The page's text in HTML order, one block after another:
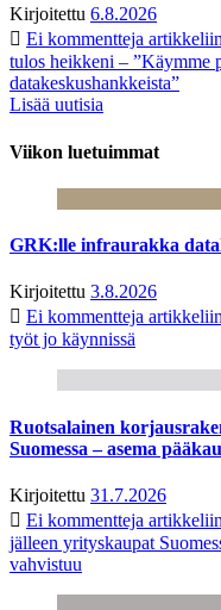
Kirjoitettu 6.8.2026
Ei kommentteja
tulos heikkeni – ”Käymme
datakeskushankkeista”
Lisää uutisia
Viikon luetuimmat
GRK:lle infraurakka
Kirjoitettu 3.8.2026
Ei kommentteja
työt jo käynnissä
Ruotsalainen
Suomessa – asema
Kirjoitettu 31.7.2026
Ei kommentteja
jälleen yrityskaupat
vahvistuu